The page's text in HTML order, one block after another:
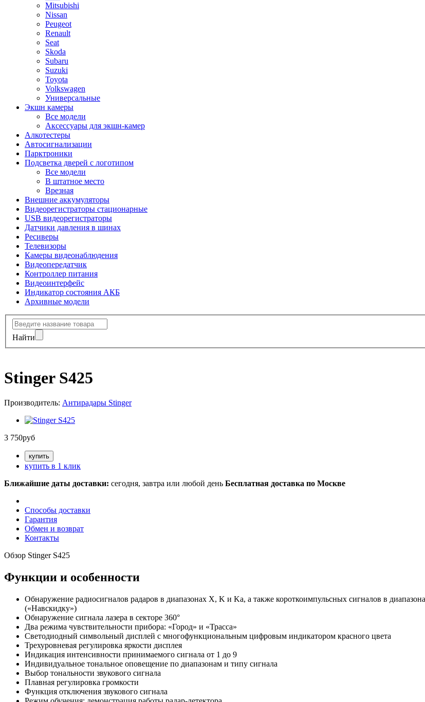
Mitsubishi
Nissan
Peugeot
Renault
Seat
Skoda
Subaru
Suzuki
Toyota
Volkswagen
Универсальные
Экшн камеры
Все модели
Аксессуары для экшн-камер
Алкотестеры
Автосигнализации
Парктроники
Подсветка дверей с логотипом
Все модели
В штатное место
Врезная
Внешние аккумуляторы
Видеорегистраторы стационарные
USB видеорегистраторы
Датчики давления в шинах
Ресиверы
Телевизоры
Камеры видеонаблюдения
Видеопередатчик
Контроллер питания
Видеоинтерфейс
Индикатор состояния АКБ
Архивные модели
Найти
Stinger S425
Производитель: Антирадары Stinger
3 750руб
купить в 1 клик
Ближайшие даты доставки: сегодня, завтра или любой день Бесплатная доставка по Москве
Способы доставки
Гарантия
Обмен и возврат
Контакты
Обзор Stinger S425
Функции и особенности
Обнаружение радиосигналов радаров в диапазонах X, K и Ka, а также короткоимпульсных сигналов в
(«Навскидку»)
Обнаружение сигнала лазера в секторе 360°
Два режима чувствительности прибора: «Город» и «Трасса»
Светодиодный символьный дисплей с многофункциональным цифровым индикатором красного цвета
Трехуровневая регулировка яркости дисплея
Индикация интенсивности принимаемого сигнала от 1 до 9
Индивидуальное тональное оповещение по диапазонам и типу сигнала
Выбор тональности звукового сигнала
Плавная регулировка громкости
Функция отключения звукового сигнала